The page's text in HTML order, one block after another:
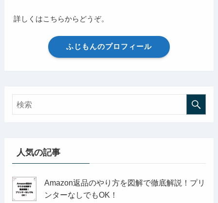
詳しくはこちらからどうぞ。
ふじもんのプロフィール
人気の記事
Amazon返品のやり方を図解で徹底解説！プリ
ンターなしでもOK！